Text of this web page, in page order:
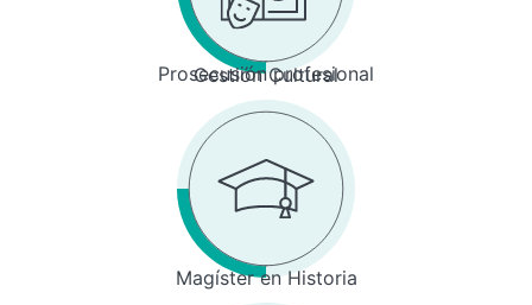
Prosecusión profesional
Gestión Cultural
Magíster en Historia